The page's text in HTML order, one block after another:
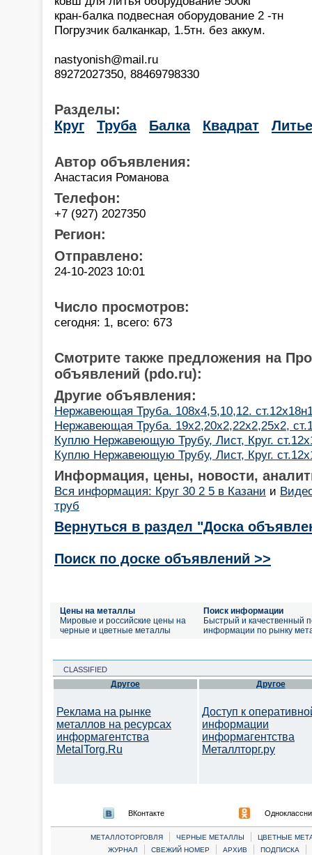
кран-балка подвесная оборудование 2 -тн
Погрузчик балканкар, 1.5тн. без аккум.
nastyonish@mail.ru
89272027350, 88469798330
Разделы:
Круг
Труба Балка Квадрат Литье
Автор объявления:
Анастасия Романова
Телефон:
+7 (927) 2027350
Регион:
Отправлено:
24-10-2023 10:01
Число просмотров:
сегодня: 1, всего: 673
Смотрите также предложения на
объявлений (pdo.ru):
Другие объявления:
Нержавеющая Труба. 108х4,5,10,12.
Нержавеющая Труба. 19х2,20х2,22х2,25х2,
Куплю Нержавеющую Трубу, Лист, Круг.
Куплю Нержавеющую Трубу, Лист, Круг.
Информация, цены, новости,
Вся информация: Круг 30 2 5 в Казани и
труб
Вернуться в раздел "Доска
Поиск по доске объявлений >>
Цены на металлы
Мировые и российские цены на
черные и цветные металлы
Поиск информации
Быстрый и качественный
информации по рынку
CLASSIFIED
Другое
Реклама на рынке
металлов на ресурсах
информагентства
MetalTorg.Ru
Другое
Доступ к
информации
информагентства
Металлторг.ру
ВКонтакте
МЕТАЛЛОТОРГОВЛЯ | ЧЕРНЫЕ МЕТАЛЛЫ |
ЦВЕТНЫЕ
ЖУРНАЛ
| СВЕЖИЙ НОМЕР | АРХИВ | ПОДПИСКА |